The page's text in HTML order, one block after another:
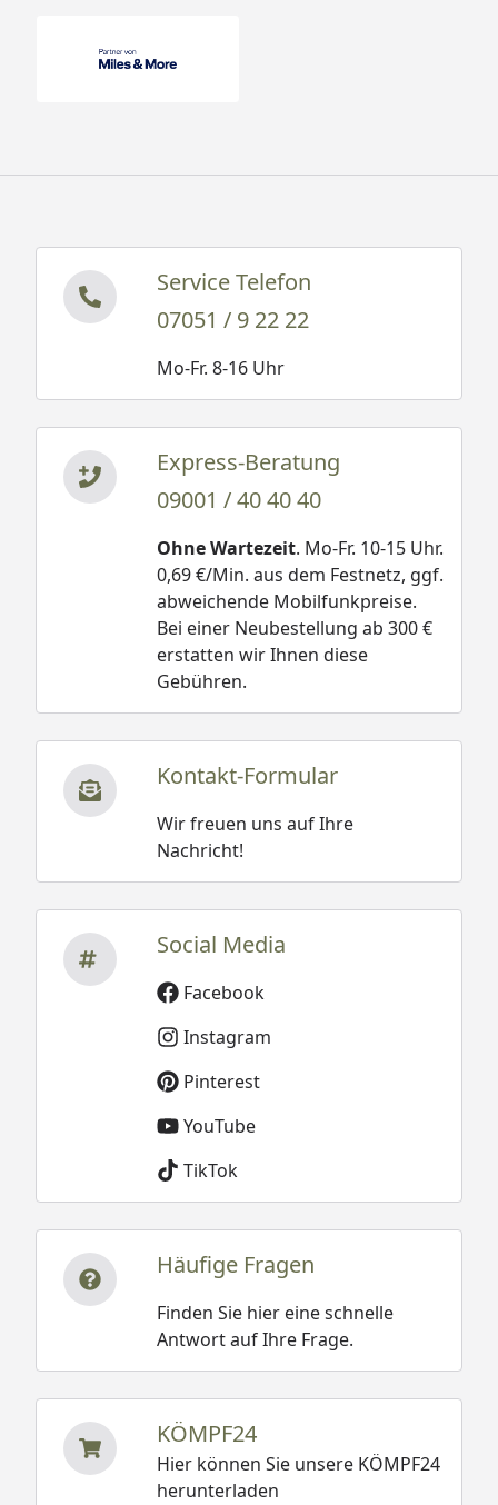
Service Telefon
07051 / 9 22 22
Mo-Fr. 8-16 Uhr
Express-Beratung
09001 / 40 40 40
Ohne Wartezeit. Mo-Fr. 10-15 Uhr.
0,69 €/Min. aus dem Festnetz, ggf.
abweichende Mobilfunkpreise.
Bei einer Neubestellung ab 300 €
erstatten wir Ihnen diese
Gebühren.
Kontakt-Formular
Wir freuen uns auf Ihre
Nachricht!
Social Media
Facebook
Instagram
Pinterest
YouTube
TikTok
Häufige Fragen
Finden Sie hier eine schnelle
Antwort auf Ihre Frage.
KÖMPF24
Hier können Sie unsere KÖMPF24
herunterladen